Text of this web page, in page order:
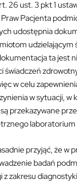
26 ust. 3 pkt 1
Pacjenta
udostępnia
udzielającym
ta jest
świadczeń
w celu
w sytuacji, w
przekazywane
przyjąć, że w
badań
z zakresu